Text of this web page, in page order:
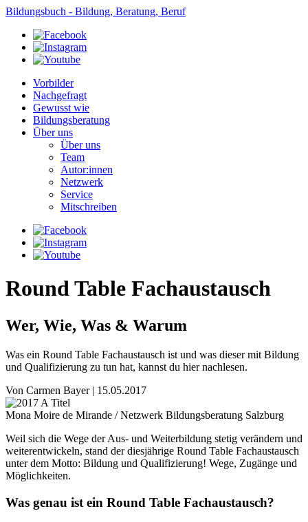
Bildungsbuch - Bildung, Beratung, Beruf
Vorbilder
Nachgefragt
Gewusst wie
Bildungsberatung
Über uns
Über uns
Team
Autor:innen
Netzwerk
Service
Mitschreiben
Round Table Fachaustausch
Wer, Wie, Was & Warum
Was ein Round Table Fachaustausch ist und was dieser mit Bildung
und Qualifizierung zu tun hat, kannst du hier nachlesen.
Von Carmen Bayer| 15.05.2017
Mona Moire de Mirande / Netzwerk Bildungsberatung Salzburg
Weil sich die Wege der Aus- und Weiterbildung stetig verändern und
weiterentwickeln, stand der diesjährige Round Table Fachaustausch
unter dem Motto: Bildung und Qualifizierung! Wege, Zugänge und
Möglichkeiten.
Was genau ist ein Round Table Fachaustausch?